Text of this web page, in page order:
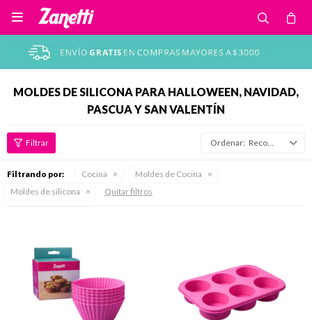

MOLDES DE SILICONA PARA HALLOWEEN, NAVIDAD,
PASCUA Y SAN VALENTÍN
Recomendados
Filtrando por: Cocina
Moldes de Cocina
Moldes de silicona
Quitar filtros